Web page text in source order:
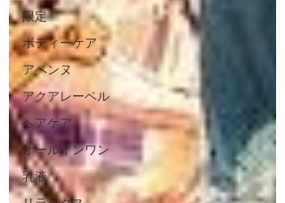
限定
ボディーケア
アベンヌ
アクアレーベル
ヘアケア
オールインワン
乳液